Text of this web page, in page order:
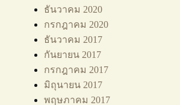
ธันวาคม 2020
กรกฎาคม 2020
ธันวาคม 2017
กันยายน 2017
กรกฎาคม 2017
มิถุนายน 2017
พฤษภาคม 2017